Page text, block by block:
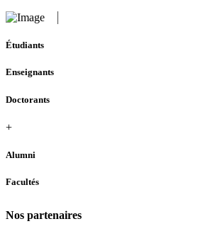
Étudiants
Enseignants
Doctorants
+
Alumni
Facultés
Nos partenaires